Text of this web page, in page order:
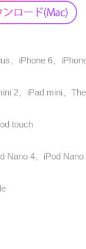
、iPhone 6、
2、iPad mini、
touch
Nano 4、iPod